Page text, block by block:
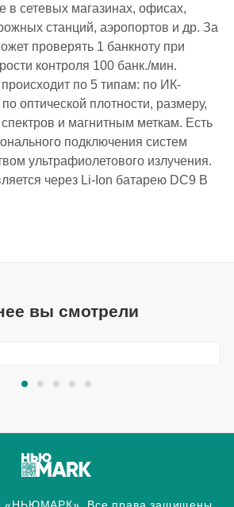
в сетевых магазинах, офисах,
станций, аэропортов и др. За
проверять 1 банкноту при
контроля 100 банк./мин.
по 5 типам: по ИК-
оптической плотности, размеру,
и магнитным меткам. Есть
подключения систем
ультрафиолетового излучения.
через Li-Ion батарею DC9 В
вы смотрели